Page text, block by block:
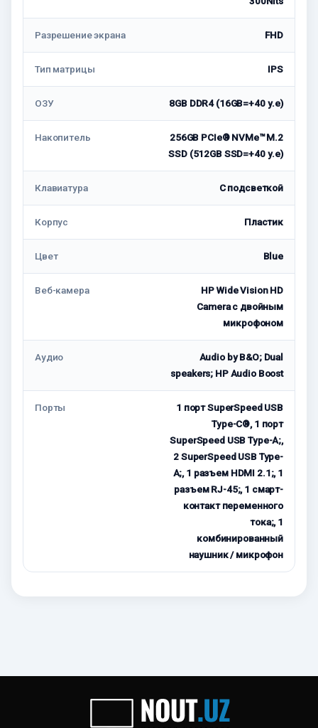
Разрешение экрана FHD
Тип матрицы IPS
ОЗУ 8GB DDR4 (16GB=+40 у.е)
Накопитель
256GB PCIe® NVMe™ M.2
SSD (512GB SSD=+40 у.е)
Клавиатура C подсветкой
Корпус Пластик
Цвет Blue
Веб-камера
HP Wide Vision HD
Camera с двойным
микрофоном
Аудио
Audio by B&O; Dual
speakers; HP Audio Boost
Порты
1 порт SuperSpeed USB
Type-C®, 1 порт
SuperSpeed USB Type-A;,
2 SuperSpeed USB Type-
A;, 1 разъем HDMI 2.1;, 1
разъем RJ-45;, 1 смарт-
контакт переменного
тока;, 1
комбинированный
наушник / микрофон